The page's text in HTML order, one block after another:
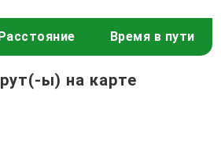
Время в пути
ы) на карте